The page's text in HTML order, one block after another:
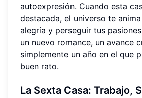
autoexpresión. Cuando esta
destacada, el universo te
alegría y perseguir tus
un nuevo romance, un avance
simplemente un año en el que
buen rato.
La Sexta Casa: Trabajo,